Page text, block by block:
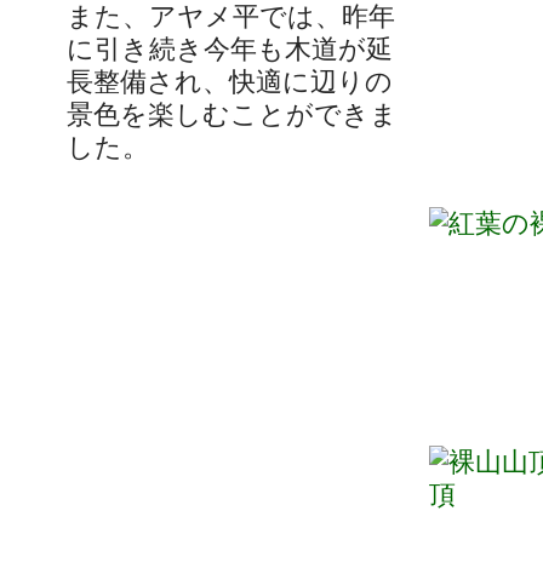
また、アヤメ平では、昨年
に引き続き今年も木道が延
長整備され、快適に辺りの
景色を楽しむことができま
した。